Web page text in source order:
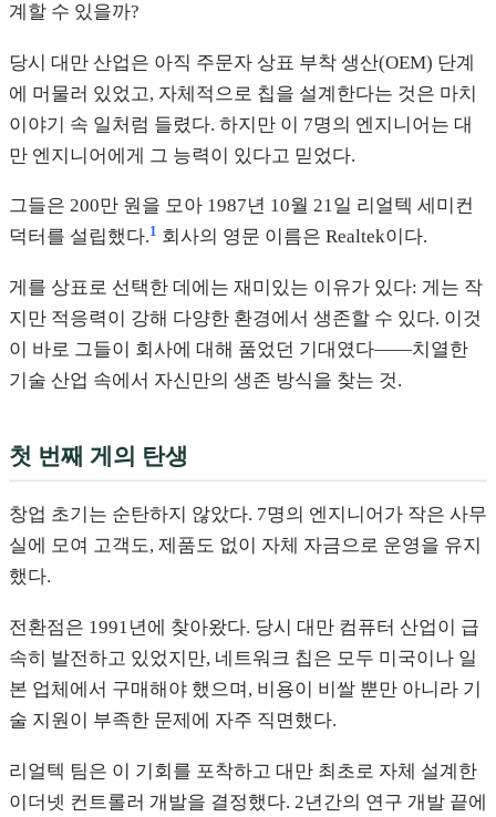
계할 수 있을까?
당시 대만 산업은 아직 주문자 상표 부착 생산(OEM) 단계
에 머물러 있었고, 자체적으로 칩을 설계한다는 것은 마치
이야기 속 일처럼 들렸다. 하지만 이 7명의 엔지니어는 대
만 엔지니어에게 그 능력이 있다고 믿었다.
그들은 200만 원을 모아 1987년 10월 21일 리얼텍 세미컨
덕터를 설립했다.1 회사의 영문 이름은 Realtek이다.
게를 상표로 선택한 데에는 재미있는 이유가 있다: 게는 작
지만 적응력이 강해 다양한 환경에서 생존할 수 있다. 이것
이 바로 그들이 회사에 대해 품었던 기대였다——치열한
기술 산업 속에서 자신만의 생존 방식을 찾는 것.
첫 번째 게의 탄생
창업 초기는 순탄하지 않았다. 7명의 엔지니어가 작은 사무
실에 모여 고객도, 제품도 없이 자체 자금으로 운영을 유지
했다.
전환점은 1991년에 찾아왔다. 당시 대만 컴퓨터 산업이 급
속히 발전하고 있었지만, 네트워크 칩은 모두 미국이나 일
본 업체에서 구매해야 했으며, 비용이 비쌀 뿐만 아니라 기
술 지원이 부족한 문제에 자주 직면했다.
리얼텍 팀은 이 기회를 포착하고 대만 최초로 자체 설계한
이더넷 컨트롤러 개발을 결정했다. 2년간의 연구 개발 끝에